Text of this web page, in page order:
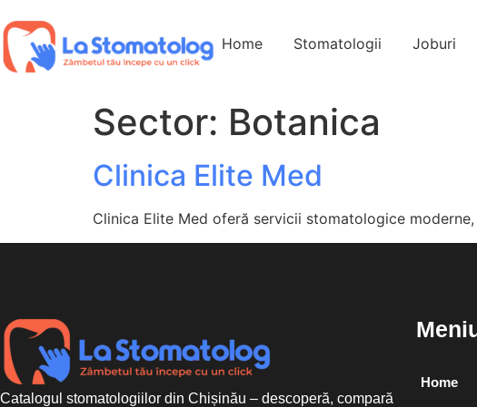
Home Stomatologii Joburi
Sector: Botanica
Clinica Elite Med
Clinica Elite Med oferă servicii stomatologice
Catalogul stomatologiilor din Chișinău – descoperă, compară
Home